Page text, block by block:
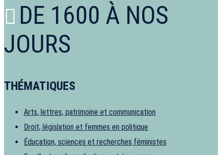
DE 1600 À NOS
JOURS
THÉMATIQUES
Arts, lettres, patrimoine et communication
Droit, législation et femmes en politique
Éducation, sciences et recherches féministes